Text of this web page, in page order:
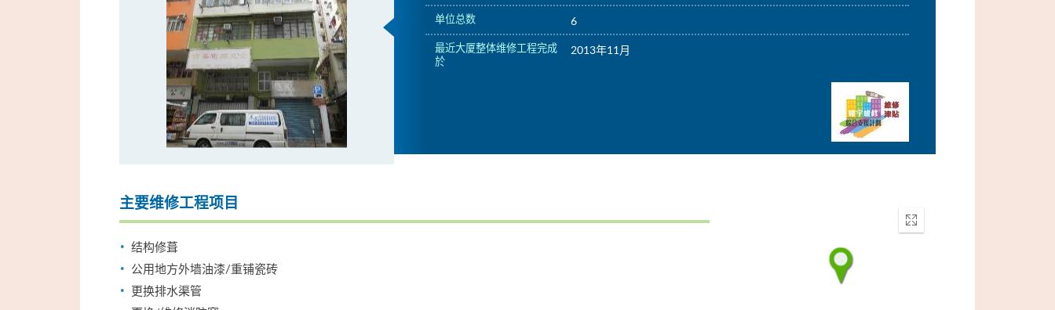
单位总数 6
最近大厦整体维修工程完成
於
2013年11月
主要维修工程项目
结构修葺
公用地方外墙油漆/重铺瓷砖
更换排水渠管
Enter
fullscreen